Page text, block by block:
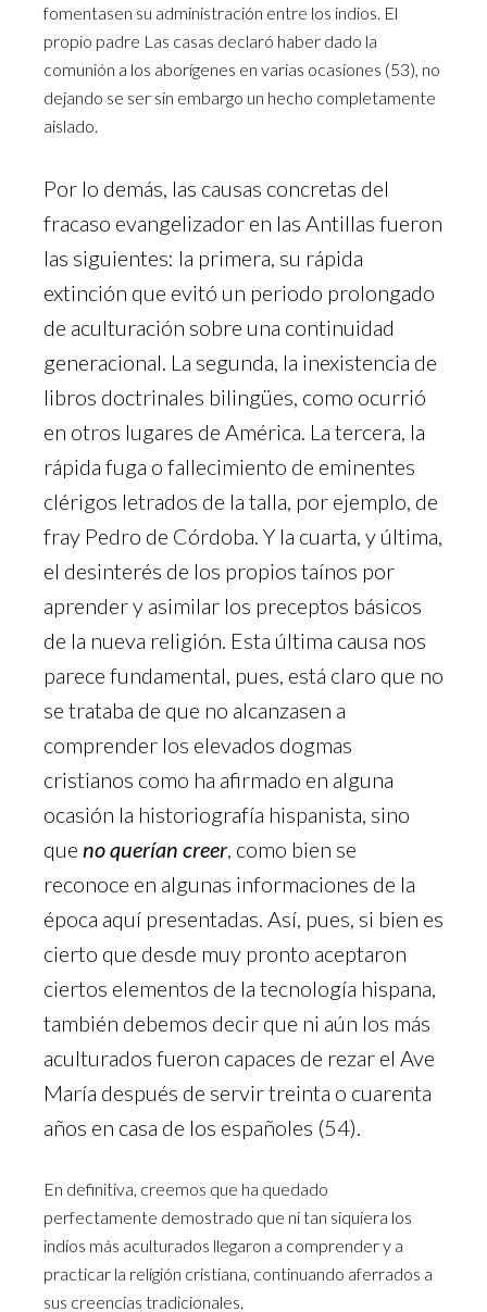
fomentasen su administración entre los indios. El
propio padre Las casas declaró haber dado la
comunión a los aborígenes en varias ocasiones (53), no
dejando se ser sin embargo un hecho completamente
aislado.
Por lo demás, las causas concretas del
fracaso evangelizador en las Antillas fueron
las siguientes: la primera, su rápida
extinción que evitó un periodo prolongado
de aculturación sobre una continuidad
generacional. La segunda, la inexistencia de
libros doctrinales bilingües, como ocurrió
en otros lugares de América. La tercera, la
rápida fuga o fallecimiento de eminentes
clérigos letrados de la talla, por ejemplo, de
fray Pedro de Córdoba. Y la cuarta, y última,
el desinterés de los propios taínos por
aprender y asimilar los preceptos básicos
de la nueva religión. Esta última causa nos
parece fundamental, pues, está claro que no
se trataba de que no alcanzasen a
comprender los elevados dogmas
cristianos como ha afirmado en alguna
ocasión la historiografía hispanista, sino
que no querían creer, como bien se
reconoce en algunas informaciones de la
época aquí presentadas. Así, pues, si bien es
cierto que desde muy pronto aceptaron
ciertos elementos de la tecnología hispana,
también debemos decir que ni aún los más
aculturados fueron capaces de rezar el Ave
María después de servir treinta o cuarenta
años en casa de los españoles (54).
En definitiva, creemos que ha quedado
perfectamente demostrado que ni tan siquiera los
indios más aculturados llegaron a comprender y a
practicar la religión cristiana, continuando aferrados a
sus creencias tradicionales.